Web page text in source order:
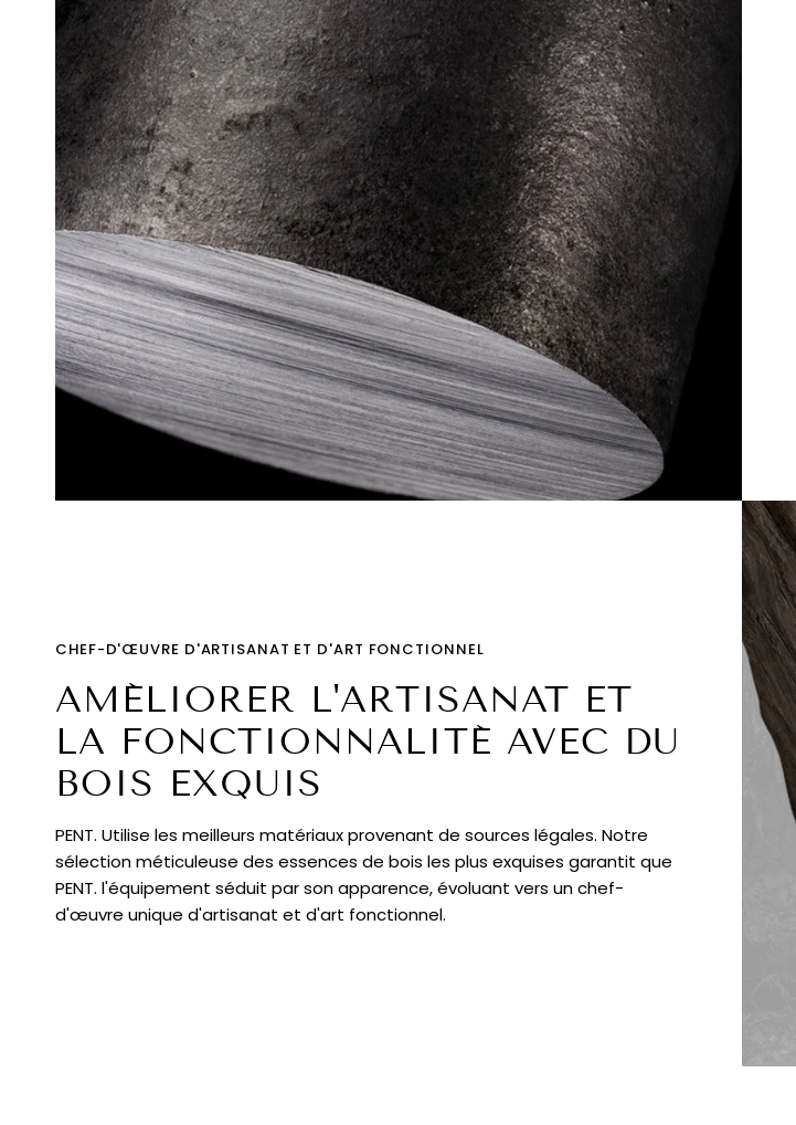
CHEF-D'ŒUVRE D'ARTISANAT ET D'ART FONCTIONNEL
AMÉLIORER L'ARTISANAT ET
LA FONCTIONNALITÉ AVEC DU
BOIS EXQUIS
PENT. Utilise les meilleurs matériaux provenant de sources légales. Notre
sélection méticuleuse des essences de bois les plus exquises garantit que
PENT. l'équipement séduit par son apparence, évoluant vers un chef-
d'œuvre unique d'artisanat et d'art fonctionnel.